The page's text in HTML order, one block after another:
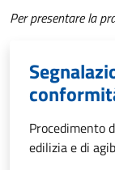
Per presentare la
Procedimento
edilizia e di